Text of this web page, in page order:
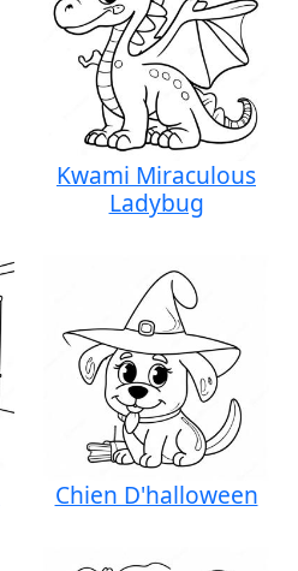
Kwami Miraculous
Ladybug
Chien D'halloween